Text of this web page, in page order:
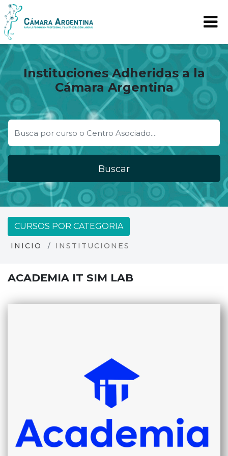
Instituciones Adheridas a la
Cámara Argentina
Buscar
CURSOS POR CATEGORIA
INICIO INSTITUCIONES
ACADEMIA IT SIM LAB